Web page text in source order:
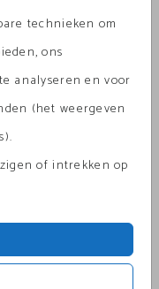
technieken om
ons
analyseren en voor
(het weergeven
of intrekken op